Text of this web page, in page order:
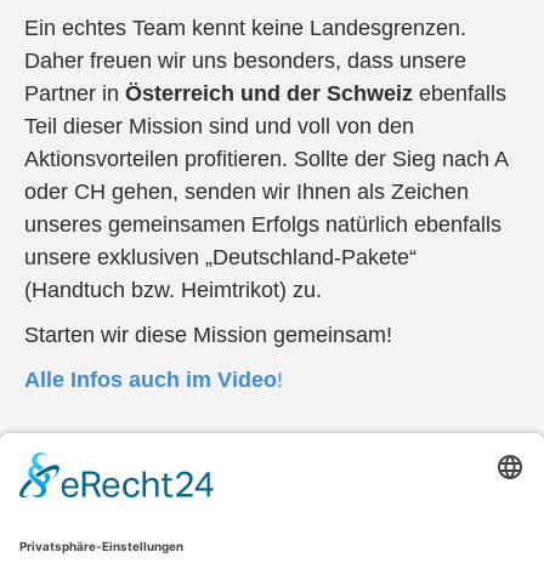
Ein echtes Team kennt keine Landesgrenzen.
Daher freuen wir uns besonders, dass unsere
Partner in Österreich und der Schweiz ebenfalls
Teil dieser Mission sind und voll von den
Aktionsvorteilen profitieren. Sollte der Sieg nach A
oder CH gehen, senden wir Ihnen als Zeichen
unseres gemeinsamen Erfolgs natürlich ebenfalls
unsere exklusiven „Deutschland-Pakete“
(Handtuch bzw. Heimtrikot) zu.
Starten wir diese Mission gemeinsam!
Alle Infos auch im Video!